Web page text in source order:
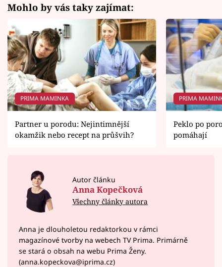
Mohlo by vás taky zajímat:
PRIMA MAMINKA
Partner u porodu: Nejintimnější
okamžik nebo recept na průšvih?
PRIMA
Peklo po
pomáhají
Autor článku
Anna Kopečková
Všechny články autora
Anna je dlouholetou redaktorkou v rámci
magazínové tvorby na webech TV Prima. Primárně
se stará o obsah na webu Prima Ženy.
(anna.kopeckova@iprima.cz)